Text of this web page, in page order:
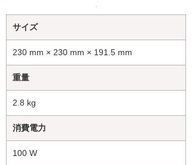
サイズ
230 mm × 230 mm × 191.5 mm
重量
2.8 kg
消費電力
100 W